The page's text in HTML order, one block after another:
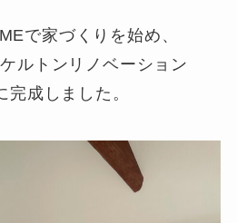
で家づくりを始め、
ルトンリノベーション
成しました。